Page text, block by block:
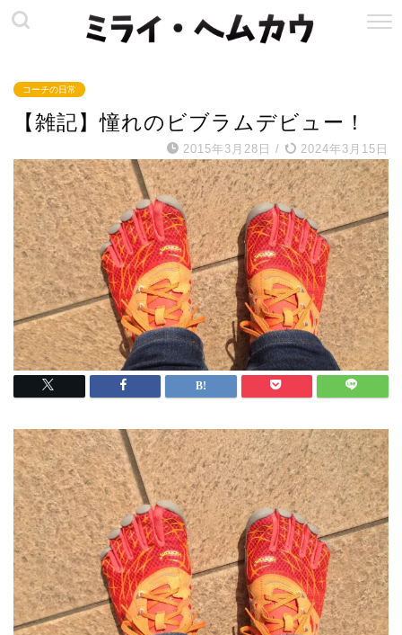
コーチの日常
【雑記】憧れのビブラムデビュー！
2015年3月28日 / 2024年3月15日